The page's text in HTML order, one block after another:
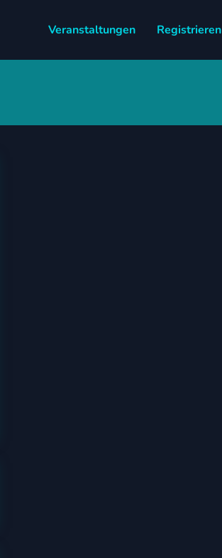
Veranstaltungen Registrieren